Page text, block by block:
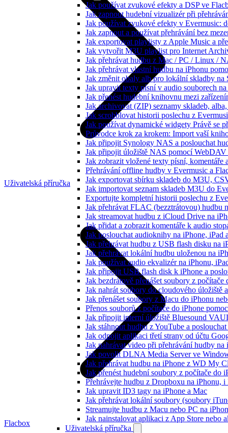
Jak používat zvukové efekty a DSP ve
Jak zapnout hudební vizualizér při
Jak používat zvukové efekty v Evermusic:
Jak zapnout a používat přehrávání bez
Jak exportovat playlisty z Apple Music a
Jak vytvořit M3U playlist pro Internet
Jak přehrávat hudbu z Mac / PC / Linux /
Jak přehrávat vlastní hudbu na iPhonu
Jak změnit obaly alb pro lokální skladby
Jak upravit texty písní v audio souborech
Jak přenést hudební knihovnu mezi
Jak archivovat (ZIP) seznamy skladeb,
Jak scrobblovat historii poslechu z
Jak používat dynamické widgety Právě se
Průvodce krok za krokem: Import vaší
Jak připojit Synology NAS a poslouchat
Jak připojit úložiště NAS pomocí WebDAV
Jak zobrazit vložené texty písní,
Přehrávání offline hudby v Evermusic a
Jak exportovat sbírku skladeb do M3U,
Jak importovat seznam skladeb M3U do
Exportujte kompletní historii poslechu z
Jak přehrávat FLAC (bezztrátovou) hudbu
Jak streamovat hudbu z iCloud Drive na
Jak přidat a zobrazit komentáře k audio
Jak poslouchat audioknihy na iPhone, iPad
Jak přehrávat hudbu z USB flash disku na
Jak přehrávat lokální hudbu uloženou na
Jak používat audio ekvalizér na iPhonu,
Jak připojit USB flash disk k iPhone a
Jak bezdrátově přenášet soubory z
Jak nahrát soubory do cloudového
Jak přenášet soubory z Macu do iPhonu
Přenos souborů z počítače do iPhone
Jak připojit interní úložiště Bluesound
Jak stáhnout hudbu z YouTube a
Jak odpojit aplikaci třetí strany od účtu
Jak nahrávat video při přehrávání hudby na
Jak povolit DLNA Media Server ve
Jak přehrávat hudbu na iPhone z WD My
Jak přenést hudební soubory z počítače
Přehrávejte hudbu z Dropboxu na iPhonu,
Jak upravit ID3 tagy na iPhone a Mac
Jak přehrávat lokální soubory (soubory
Streamujte hudbu z Macu nebo PC na
Jak nainstalovat aplikaci z App Store nebo
Uživatelská příručka
Uživatelská příručka
Flacbox